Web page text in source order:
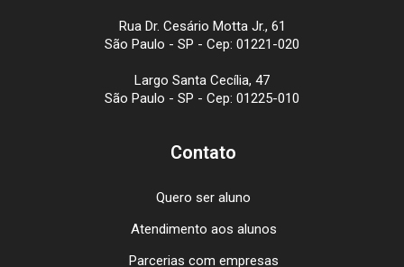
Rua Dr. Cesário Motta Jr., 61
São Paulo - SP - Cep: 01221-020
Largo Santa Cecília, 47
São Paulo - SP - Cep: 01225-010
Contato
Quero ser aluno
Atendimento aos alunos
Parcerias com empresas